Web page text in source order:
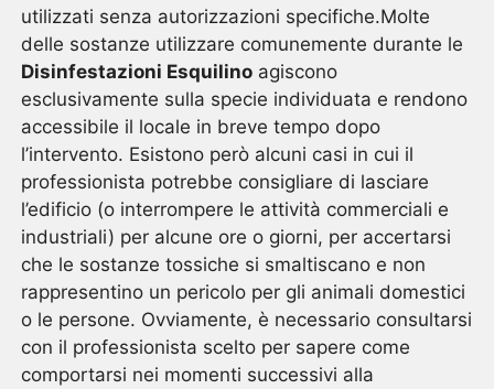
utilizzati senza autorizzazioni specifiche.Molte
delle sostanze utilizzare comunemente durante le
Disinfestazioni Esquilino agiscono
esclusivamente sulla specie individuata e rendono
accessibile il locale in breve tempo dopo
l’intervento. Esistono però alcuni casi in cui il
professionista potrebbe consigliare di lasciare
l’edificio (o interrompere le attività commerciali e
industriali) per alcune ore o giorni, per accertarsi
che le sostanze tossiche si smaltiscano e non
rappresentino un pericolo per gli animali domestici
o le persone. Ovviamente, è necessario consultarsi
con il professionista scelto per sapere come
comportarsi nei momenti successivi alla